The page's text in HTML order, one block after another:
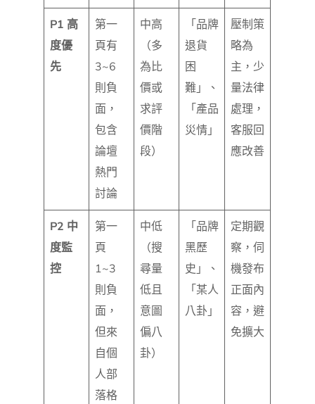
P1 高
度優
先
第一
頁有
3~6
則負
面，
包含
論壇
熱門
討論
中高
（多
為比
價或
求評
價階
段）
「品牌
退貨
困
難」、
「產品
災情」
壓制策
略為
主，少
量法律
處理，
客服回
應改善
P2 中
度監
控
第一
頁
1~3
則負
面，
但來
自個
人部
落格
中低
（搜
尋量
低且
意圖
偏八
卦）
「品牌
黑歷
史」、
「某人
八卦」
定期觀
察，伺
機發布
正面內
容，避
免擴大